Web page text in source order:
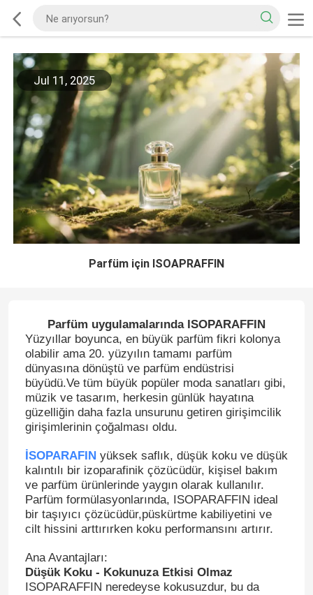
Jul 11, 2025
Parfüm için ISOAPRAFFIN
Parfüm uygulamalarında ISOPARAFFIN
Yüzyıllar boyunca, en büyük parfüm fikri kolonya
olabilir ama 20. yüzyılın tamamı parfüm
dünyasına dönüştü ve parfüm endüstrisi
büyüdü.Ve tüm büyük popüler moda sanatları gibi,
müzik ve tasarım, herkesin günlük hayatına
güzelliğin daha fazla unsurunu getiren girişimcilik
girişimlerinin çoğalması oldu.
İSOPARAFIN yüksek saflık, düşük koku ve düşük
kalıntılı bir izoparafinik çözücüdür, kişisel bakım
ve parfüm ürünlerinde yaygın olarak kullanılır.
Parfüm formülasyonlarında, ISOPARAFFIN ideal
bir taşıyıcı çözücüdür,püskürtme kabiliyetini ve
cilt hissini arttırırken koku performansını artırır.
Ana Avantajları:
Düşük Koku - Kokunuza Etkisi Olmaz
ISOPARAFFIN neredeyse kokusuzdur, bu da